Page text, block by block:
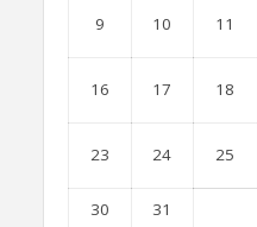
9 10 11
16 17 18
23 24 25
30
31